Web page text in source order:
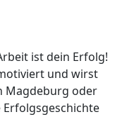
ist dein Erfolg!
und wirst
Magdeburg oder